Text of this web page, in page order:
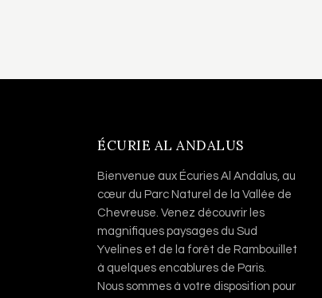
ÉCURIE AL ANDALUS
Bienvenue aux Écuries Al Andalus, au
cœur du Parc Naturel de la Vallée de
Chevreuse. Venez découvrir les
magnifiques paysages du Sud
Yvelines et de la forêt de Rambouillet
à quelques encablures de Paris.
Nous sommes à votre disposition pour